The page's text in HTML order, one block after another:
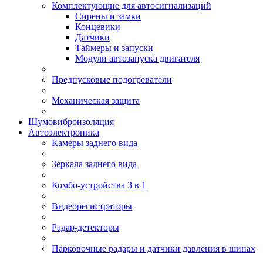
Комплектующие для автосигнализаций
Сирены и замки
Концевики
Датчики
Таймеры и запуски
Модули автозапуска двигателя
Предпусковые подогреватели
Механическая защита
Шумовиброизоляция
Автоэлектроника
Камеры заднего вида
Зеркала заднего вида
Комбо-устройства 3 в 1
Видеорегистраторы
Радар-детекторы
Парковочные радары и датчики давления в шинах